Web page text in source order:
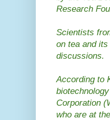
Research
Scientists
on tea and
discussions.
According to
Corporation
who are at